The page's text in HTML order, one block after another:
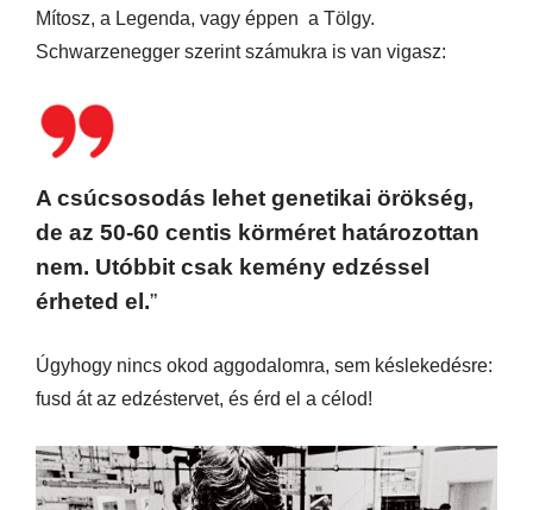
Mítosz, a Legenda, vagy éppen a Tölgy.
Schwarzenegger szerint számukra is van vigasz:
A csúcsosodás lehet genetikai örökség,
de az 50-60 centis körméret határozottan
nem. Utóbbit csak kemény edzéssel
érheted el.”
Úgyhogy nincs okod aggodalomra, sem késlekedésre:
fusd át az edzéstervet, és érd el a célod!